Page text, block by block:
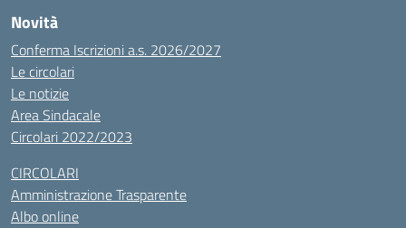
Novità
Conferma Iscrizioni a.s. 2026/2027
Le circolari
Le notizie
Area Sindacale
Circolari 2022/2023
CIRCOLARI
Amministrazione Trasparente
Albo online